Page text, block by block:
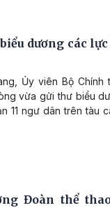
dương các
Ủy viên Bộ Chính
vừa gửi thư biểu
11 ngư dân trên tàu
Đoàn thể